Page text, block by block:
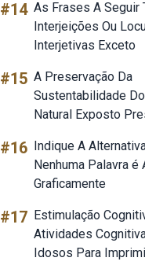
#14 As Frases A Seguir
Interjeições Ou
Interjetivas Exceto
#15 A Preservação Da
Sustentabilidade
Natural Exposto
#16 Indique A
Nenhuma Palavra é
Graficamente
#17 Estimulação
Atividades
Idosos Para